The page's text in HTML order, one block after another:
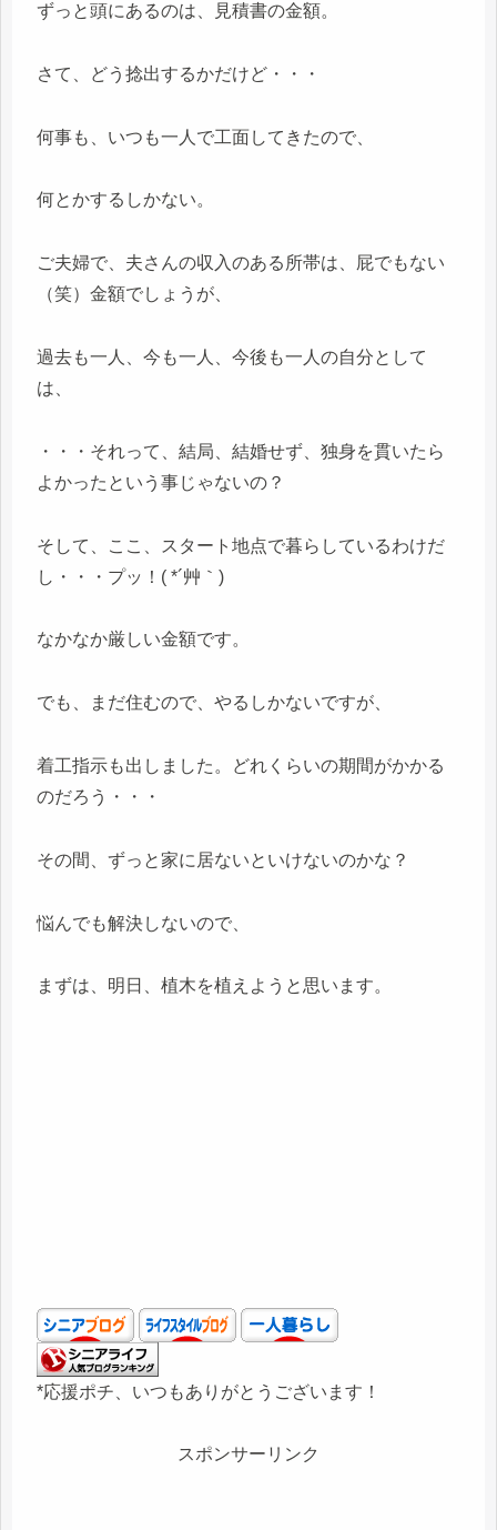
ずっと頭にあるのは、見積書の金額。
さて、どう捻出するかだけど・・・
何事も、いつも一人で工面してきたので、
何とかするしかない。
ご夫婦で、夫さんの収入のある所帯は、屁でもない
（笑）金額でしょうが、
過去も一人、今も一人、今後も一人の自分として
は、
・・・それって、結局、結婚せず、独身を貫いたら
よかったという事じゃないの？
そして、ここ、スタート地点で暮らしているわけだ
し・・・プッ！( *´艸｀)
なかなか厳しい金額です。
でも、まだ住むので、やるしかないですが、
着工指示も出しました。どれくらいの期間がかかる
のだろう・・・
その間、ずっと家に居ないといけないのかな？
悩んでも解決しないので、
まずは、明日、植木を植えようと思います。
*応援ポチ、いつもありがとうございます！
スポンサーリンク